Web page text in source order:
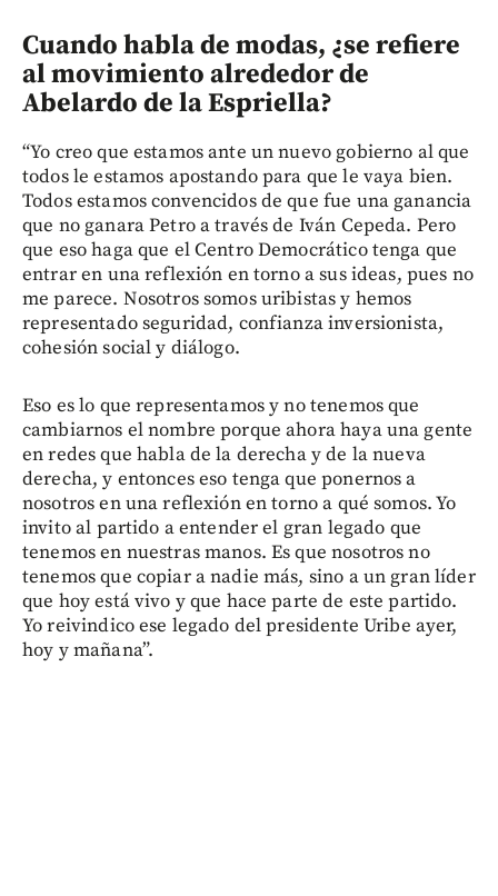
Cuando habla de modas, ¿se refiere
al movimiento alrededor de
Abelardo de la Espriella?
“Yo creo que estamos ante un nuevo gobierno al que
todos le estamos apostando para que le vaya bien.
Todos estamos convencidos de que fue una ganancia
que no ganara Petro a través de Iván Cepeda. Pero
que eso haga que el Centro Democrático tenga que
entrar en una reflexión en torno a sus ideas, pues no
me parece. Nosotros somos uribistas y hemos
representado seguridad, confianza inversionista,
cohesión social y diálogo.
Eso es lo que representamos y no tenemos que
cambiarnos el nombre porque ahora haya una gente
en redes que habla de la derecha y de la nueva
derecha, y entonces eso tenga que ponernos a
nosotros en una reflexión en torno a qué somos. Yo
invito al partido a entender el gran legado que
tenemos en nuestras manos. Es que nosotros no
tenemos que copiar a nadie más, sino a un gran líder
que hoy está vivo y que hace parte de este partido.
Yo reivindico ese legado del presidente Uribe ayer,
hoy y mañana”.